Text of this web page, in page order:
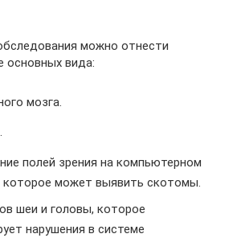
можно отнести
вида:
мозга.
полей зрения на компьютерном
которое может выявить скотомы.
шеи и головы, которое
нарушения в системе